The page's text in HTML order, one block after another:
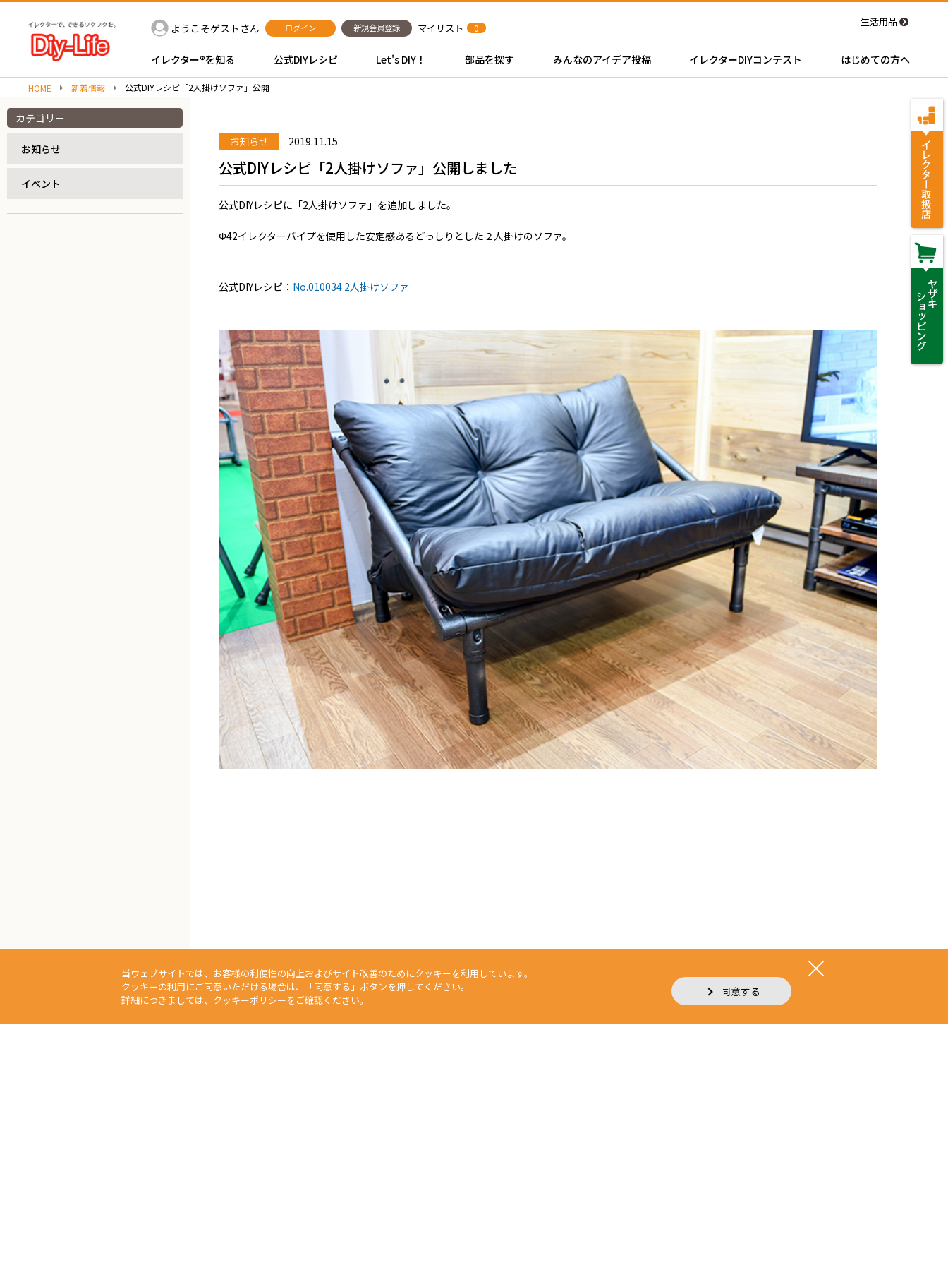
ようこそゲストさん ログイン 新規会員登録 マイリスト 0 生活用品
イレクター®を知る 公式DIYレシピ Let's DIY！ 部品を探す みんなのアイデア投稿 イレクターDIYコンテスト はじめての方へ
HOME 新着情報 公式DIYレシピ「2人掛けソファ」公開
カテゴリー
お知らせ
イベント
お知らせ 2019.11.15
公式DIYレシピ「2人掛けソファ」公開しました
公式DIYレシピに「2人掛けソファ」を追加しました。
Φ42イレクターパイプを使用した安定感あるどっしりとした２人掛けのソファ。
公式DIYレシピ： No.010034 2人掛けソファ
当ウェブサイトでは、お客様の利便性の向上およびサイト改善のためにクッキーを利用しています。
クッキーの利用にご同意いただける場合は、「同意する」ボタンを押してください。
詳細につきましては、 クッキーポリシーをご確認ください。
同意する